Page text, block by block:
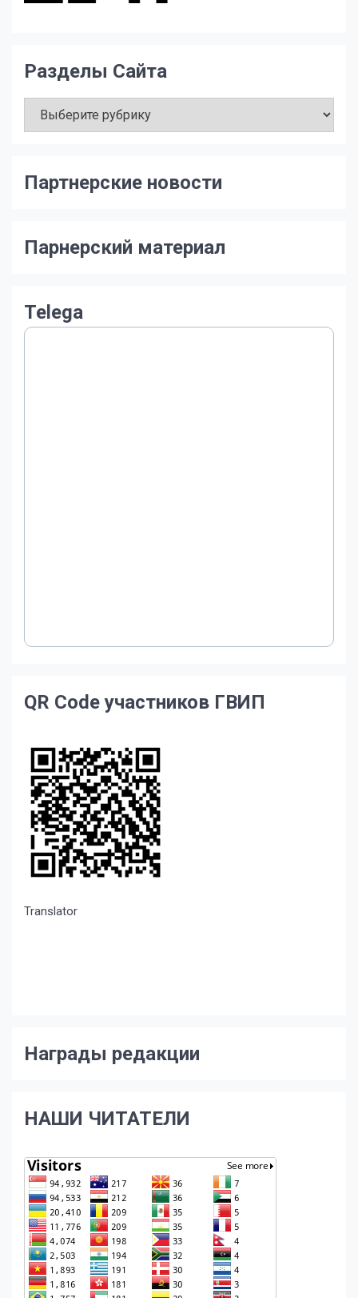
Разделы Сайта
Сайта
Партнерские новости
Парнерский материал
Telega
QR Code участников ГВИП
Translator
Награды редакции
НАШИ ЧИТАТЕЛИ